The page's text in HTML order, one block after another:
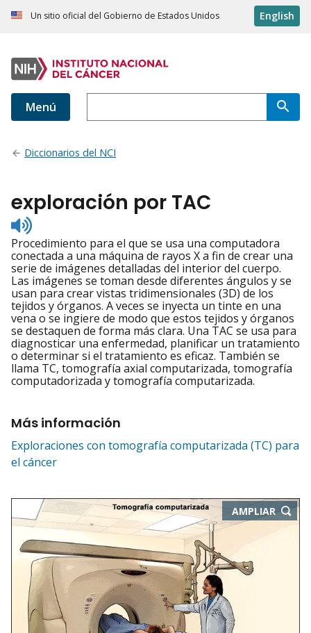
Un sitio oficial del Gobierno de Estados Unidos English
Menú
Diccionarios del NCI
exploración por TAC
Listen
to
pronunciation
Procedimiento para el que se usa una computadora
conectada a una máquina de rayos X a fin de crear una
serie de imágenes detalladas del interior del cuerpo.
Las imágenes se toman desde diferentes ángulos y se
usan para crear vistas tridimensionales (3D) de los
tejidos y órganos. A veces se inyecta un tinte en una
vena o se ingiere de modo que estos tejidos y órganos
se destaquen de forma más clara. Una TAC se usa para
diagnosticar una enfermedad, planificar un tratamiento
o determinar si el tratamiento es eficaz. También se
llama TC, tomografía axial computarizada, tomografía
computadorizada y tomografía computarizada.
Más información
Exploraciones con tomografía computarizada (TC) para
el cáncer
AMPLIAR-
ABRE